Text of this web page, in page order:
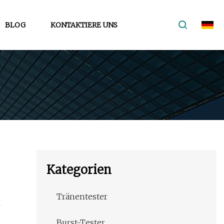
BLOG KONTAKTIERE UNS
Kategorien
Tränentester